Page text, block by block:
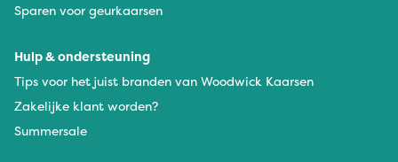
Sparen voor geurkaarsen
Hulp & ondersteuning
Tips voor het juist branden van Woodwick Kaarsen
Zakelijke klant worden?
Summersale